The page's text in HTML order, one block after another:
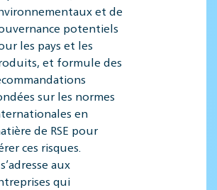
et de
potentiels
les pays et les
et formule des
sur les normes
en
de RSE pour
ces risques.
aux
qui